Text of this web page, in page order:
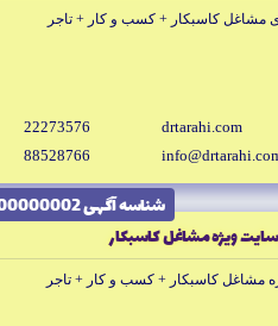
مشاغل كاسبكار + كسب و كار + تاجر
drtarahi.com
22273576
88528766
شناسه آگهى 1000000002
ويژه مشاغل كاسبكار
مشاغل كاسبكار + كسب و كار + تاجر